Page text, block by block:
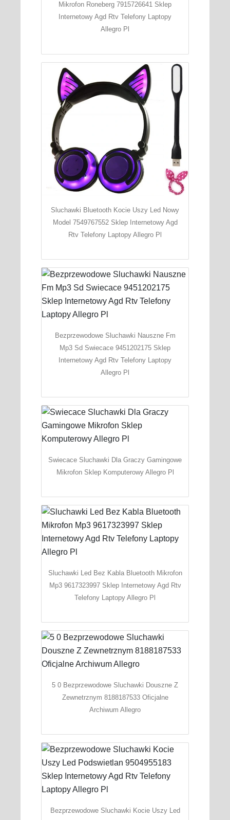
Mikrofon Roneberg 7915726641 Sklep
Internetowy Agd Rtv Telefony Laptopy
Allegro Pl
Sluchawki Bluetooth Kocie Uszy Led Nowy
Model 7549767552 Sklep Internetowy Agd
Rtv Telefony Laptopy Allegro Pl
Bezprzewodowe Sluchawki Nauszne Fm
Mp3 Sd Swiecace 9451202175 Sklep
Internetowy Agd Rtv Telefony Laptopy
Allegro Pl
Swiecace Sluchawki Dla Graczy Gamingowe
Mikrofon Sklep Komputerowy Allegro Pl
Sluchawki Led Bez Kabla Bluetooth Mikrofon
Mp3 9617323997 Sklep Internetowy Agd Rtv
Telefony Laptopy Allegro Pl
5 0 Bezprzewodowe Sluchawki Douszne Z
Zewnetrznym 8188187533 Oficjalne
Archiwum Allegro
Bezprzewodowe Sluchawki Kocie Uszy Led